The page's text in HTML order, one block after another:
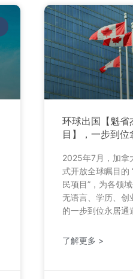
环球出国【魁省
目】，一步到位
2025年7月，加拿
式开放全球瞩目的
民项目”，为各领
无语言、学历、创
的一步到位永居通
了解更多 >